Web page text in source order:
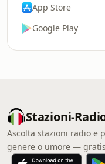
App Store
Google Play
Stazioni-
Ascolta stazioni radio e
genere o umore —